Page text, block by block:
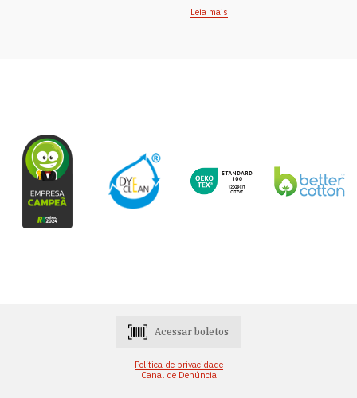
Leia mais
Acessar boletos
Política de privacidade
Canal de Denúncia